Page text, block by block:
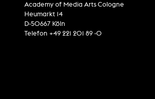
Academy of Media Arts Cologne
Heumarkt 14
D-50667 Köln
Telefon +49 221 201 89 -0